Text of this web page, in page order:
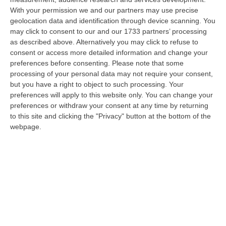
With your permission we and our partners may use precise
geolocation data and identification through device scanning. You
may click to consent to our and our 1733 partners’ processing
as described above. Alternatively you may click to refuse to
consent or access more detailed information and change your
preferences before consenting.
Please note that some
processing of your personal data may not require your consent,
but you have a right to object to such processing. Your
preferences will apply to this website only. You can change your
preferences or withdraw your consent at any time by returning
to this site and clicking the "Privacy" button at the bottom of the
webpage.
Vinitaly And The City A Reggio: Il Grande Abbraccio Tra Identità
Del Territorio, Storia E Cultura – FOTO
“REGGIO CALABRIA Vinitaly and the City arriva a Reggio Calabria. Dopo il
successo dell’edizione di Sibari, dove la manifestazione ha fatto s…
08 Agosto, 20:47
Pride, La “prima Volta” Dell’onda Arcobaleno A Catanzaro. In
Migliaia In Marcia Per I Diritti E La Libertà – FOTO
“CATANZARO Una prima volta destinata a lasciare un segno nella storia
della città. Catanzaro oggi celebra il suo primo Pride: colori, musica…
08 Agosto, 19:38